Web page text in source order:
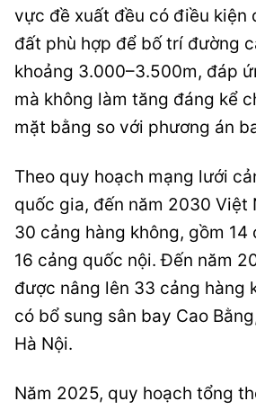
vực đề xuất đều có điều kiện
đất phù hợp để bố trí đường
khoảng 3.000–3.500m, đáp
mà không làm tăng đáng kể
mặt bằng so với phương án
Theo quy hoạch mạng lưới
quốc gia, đến năm 2030 Việt
30 cảng hàng không, gồm 14
16 cảng quốc nội. Đến năm
được nâng lên 33 cảng hàng
có bổ sung sân bay Cao
Hà Nội.
Năm 2025, quy hoạch tổng